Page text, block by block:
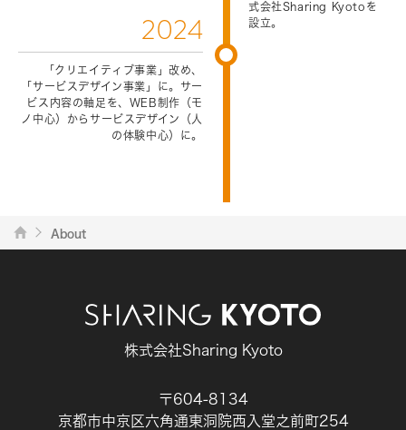
式会社Sharing Kyotoを
設立。
2024
「クリエイティブ事業」改め、
「サービスデザイン事業」に。サー
ビス内容の軸足を、WEB制作（モ
ノ中心）からサービスデザイン（人
の体験中心）に。
About
株式会社Sharing Kyoto
〒604-8134
京都市中京区六角通東洞院西入堂之前町254